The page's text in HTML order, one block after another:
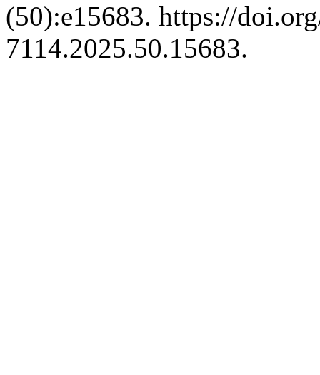
(50):e15683. https://
7114.2025.50.15683.